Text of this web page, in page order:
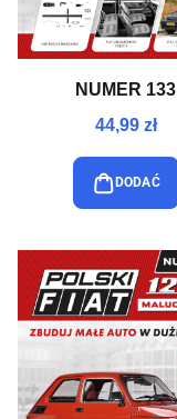
NUMER 133
44,99 zł
DODAĆ